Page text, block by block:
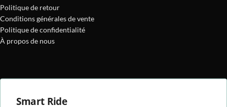
Politique de retour
Conditions générales de vente
Politique de confidentialité
À propos de nous
Smart Ride